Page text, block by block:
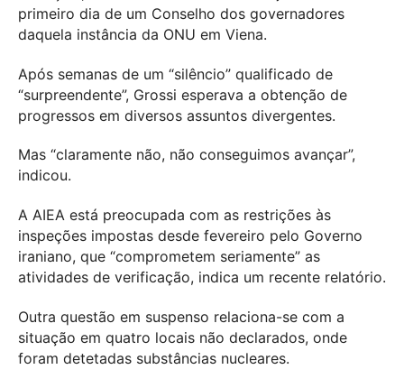
primeiro dia de um Conselho dos governadores
daquela instância da ONU em Viena.
Após semanas de um “silêncio” qualificado de
“surpreendente”, Grossi esperava a obtenção de
progressos em diversos assuntos divergentes.
Mas “claramente não, não conseguimos avançar”,
indicou.
A AIEA está preocupada com as restrições às
inspeções impostas desde fevereiro pelo Governo
iraniano, que “comprometem seriamente” as
atividades de verificação, indica um recente relatório.
Outra questão em suspenso relaciona-se com a
situação em quatro locais não declarados, onde
foram detetadas substâncias nucleares.